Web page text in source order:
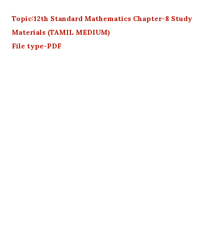
Topic:12th Standard Mathematics Chapter-8 Study
Materials (TAMIL MEDIUM)
File type-PDF